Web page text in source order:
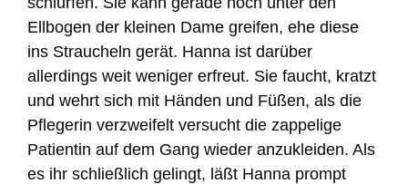
Ellbogen der kleinen Dame greifen, ehe diese
ins Straucheln gerät. Hanna ist darüber
allerdings weit weniger erfreut. Sie faucht, kratzt
und wehrt sich mit Händen und Füßen, als die
Pflegerin verzweifelt versucht die zappelige
Patientin auf dem Gang wieder anzukleiden. Als
es ihr schließlich gelingt, läßt Hanna prompt